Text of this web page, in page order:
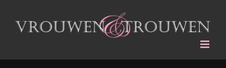
naar
inhoud